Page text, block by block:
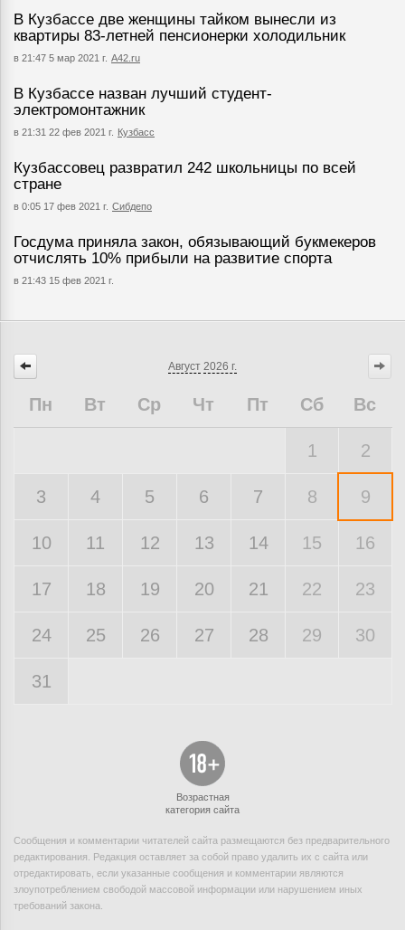
В Кузбассе две женщины тайком вынесли из
квартиры 83-летней пенсионерки холодильник
в 21:47 5 мар 2021 г. А42.ru
В Кузбассе назван лучший студент-
электромонтажник
в 21:31 22 фев 2021 г. Кузбасс
Кузбассовец развратил 242 школьницы по всей
стране
в 0:05 17 фев 2021 г. Сибдепо
Госдума приняла закон, обязывающий букмекеров
отчислять 10% прибыли на развитие спорта
в 21:43 15 фев 2021 г.
Август 2026 г.
Пн Вт Ср Чт Пт Сб Вс
1 2
3 4 5 6 7 8 9
10 11 12 13 14 15 16
17 18 19 20 21 22 23
24 25 26 27 28 29 30
31
Возрастная
категория сайта
Сообщения и комментарии читателей сайта размещаются без предварительного
редактирования. Редакция оставляет за собой право удалить их с сайта или
отредактировать, если указанные сообщения и комментарии являются
злоупотреблением свободой массовой информации или нарушением иных
требований закона.